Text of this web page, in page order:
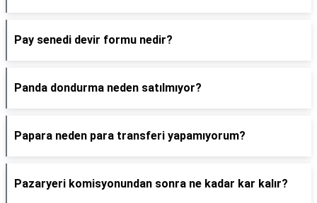
Pay senedi devir formu nedir?
Panda dondurma neden satılmıyor?
Papara neden para transferi yapamıyorum?
Pazaryeri komisyonundan sonra ne kadar kar kalır?